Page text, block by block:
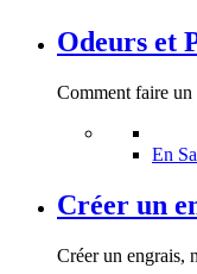
Odeurs et
Comment faire un
En
Créer un
Créer un engrais,